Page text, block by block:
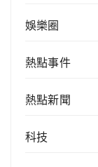
娛樂圈
熱點事件
熱點新聞
科技